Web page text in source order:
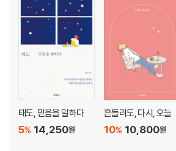
태도, 믿음을 말하다
14,250원
5%
흔들려도, 다시, 오늘
10,800원
10%